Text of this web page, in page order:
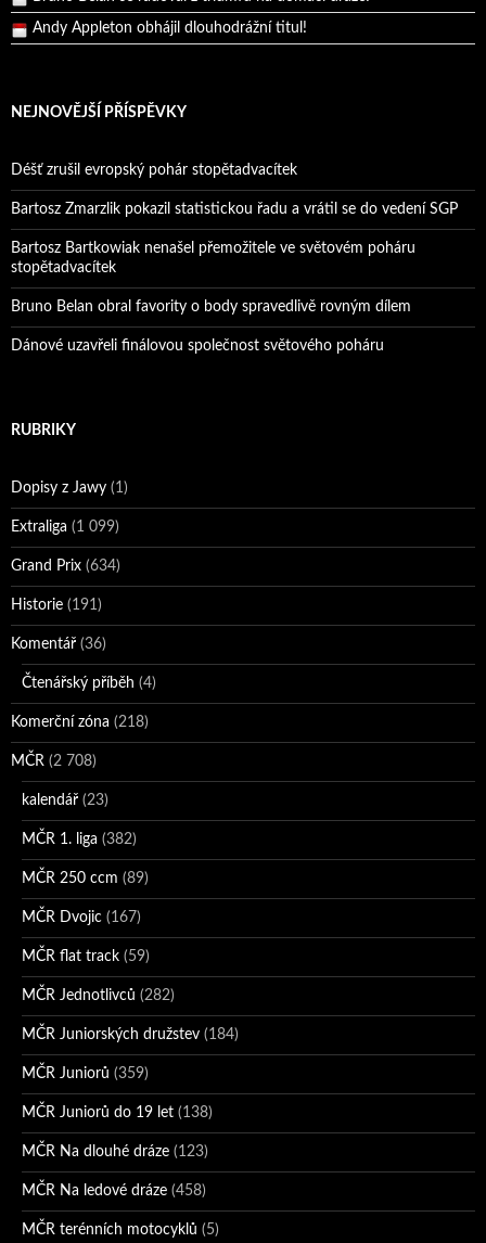
Reprezentační dvojice brala český titul!
NEJNOVĚJŠÍ PŘÍSPĚVKY
Déšť zrušil evropský pohár stopětadvacítek
Bartosz Zmarzlik pokazil statistickou řadu a vrátil se do vedení SGP
Bartosz Bartkowiak nenašel přemožitele ve světovém poháru
stopětadvacítek
Bruno Belan obral favority o body spravedlivě rovným dílem
Dánové uzavřeli finálovou společnost světového poháru
RUBRIKY
Dopisy z Jawy (1)
Extraliga (1 099)
Grand Prix (634)
Historie (191)
Komentář (36)
Čtenářský příběh (4)
Komerční zóna (218)
MČR (2 708)
kalendář (23)
MČR 1. liga (382)
MČR 250 ccm (89)
MČR Dvojic (167)
MČR flat track (59)
MČR Jednotlivců (282)
MČR Juniorských družstev (184)
MČR Juniorů (359)
MČR Juniorů do 19 let (138)
MČR Na dlouhé dráze (123)
MČR Na ledové dráze (458)
MČR terénních motocyklů (5)